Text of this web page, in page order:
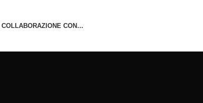
COLLABORAZIONE CON…